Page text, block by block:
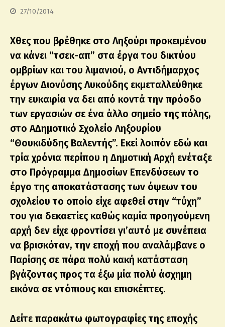
27/10/2014
Χθες που βρέθηκε στο Ληξούρι προκειμένου
να κάνει “τσεκ-απ” στα έργα του δικτύου
ομβρίων και του λιμανιού, ο Αντιδήμαρχος
έργων Διονύσης Λυκούδης εκμεταλλεύθηκε
την ευκαιρία να δει από κοντά την πρόοδο
των εργασιών σε ένα άλλο σημείο της πόλης,
στο Α΄Δημοτικό Σχολείο Ληξουρίου
“Θουκιδύδης Βαλεντής”. Εκεί λοιπόν εδώ και
τρία χρόνια περίπου η Δημοτική Αρχή ενέταξε
στο Πρόγραμμα Δημοσίων Επενδύσεων το
έργο της αποκατάστασης των όψεων του
σχολείου το οποίο είχε αφεθεί στην “τύχη”
του για δεκαετίες καθώς καμία προηγούμενη
αρχή δεν είχε φροντίσει γι’αυτό με συνέπεια
να βρισκόταν, την εποχή που αναλάμβανε ο
Παρίσης σε πάρα πολύ κακή κατάσταση
βγάζοντας προς τα έξω μία πολύ άσχημη
εικόνα σε ντόπιους και επισκέπτες.
Δείτε παρακάτω φωτογραφίες της εποχής